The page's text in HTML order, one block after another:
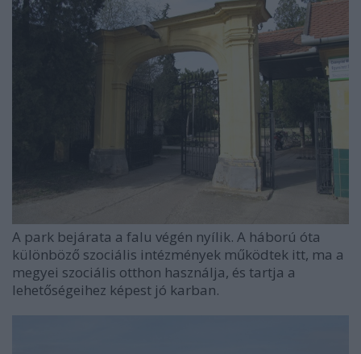
A park bejárata a falu végén nyílik. A háború óta
különböző szociális intézmények működtek itt, ma a
megyei szociális otthon használja, és tartja a
lehetőségeihez képest jó karban.